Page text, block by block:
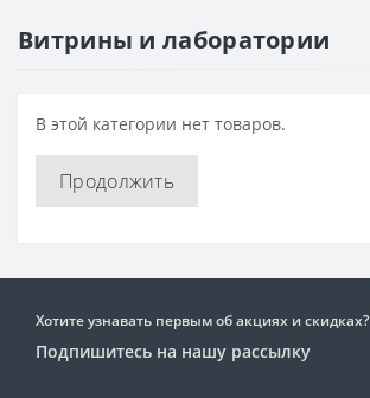
Витрины и лаборатории
В этой категории нет товаров.
Продолжить
Хотите узнавать первым об акциях и скидках?
Подпишитесь на нашу рассылку